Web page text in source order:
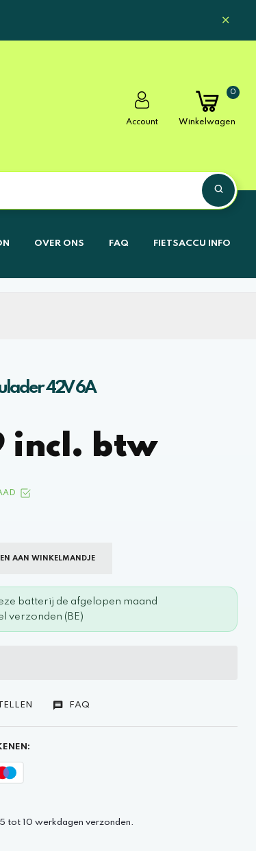
Account
0
Winkelwagen
OVER ONS FAQ FIETSACCU INFO
42V 6A
incl. btw
AAN WINKELMANDJE
batterij de afgelopen maand
verzonden (BE)
FAQ
tot 10 werkdagen verzonden.